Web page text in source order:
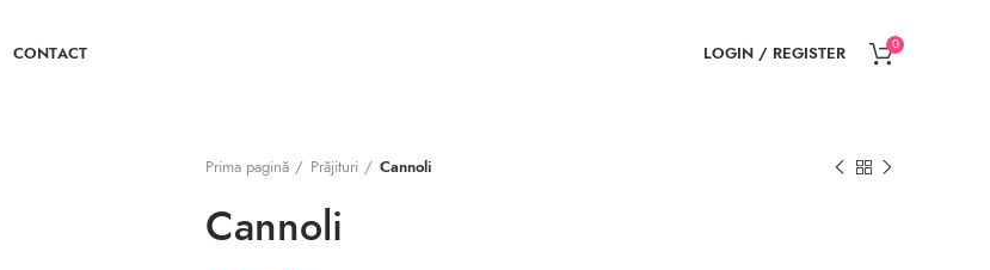
CONTACT LOGIN / REGISTER 0
Prima pagină Prăjituri Cannoli
Cannoli